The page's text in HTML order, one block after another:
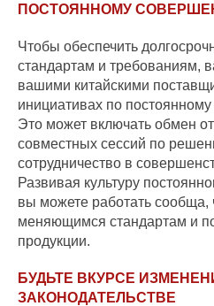
ПОСТОЯННОМУ
Чтобы обеспечить
стандартам и требованиям,
вашими китайскими
инициативах по
Это может включать обмен
совместных сессий по
сотрудничество в
Развивая культуру
вы можете работать сообща,
меняющимся стандартам и
продукции.
БУДЬТЕ ВКУРСЕ
ЗАКОНОДАТЕЛЬСТВЕ